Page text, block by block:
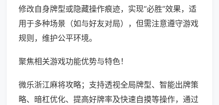
修改自身牌型或隐藏操作痕迹，实现“必胜”效果，适
用于多种场景（如与好友对局），但需注意遵守游戏
规则，维护公平环境。
聚焦相关游戏功能优势与特色！
微乐浙江麻将攻略；支持透视全局牌型、智能出牌策
略、暗杠优化、提高好牌率及快速自摸等操作，通过